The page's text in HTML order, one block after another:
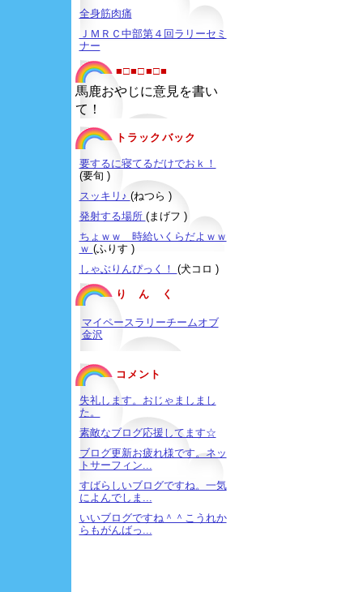
全身筋肉痛
ＪＭＲＣ中部第４回ラリーセミ
ナー
■□■□■□■
馬鹿おやじに意見を書い
て！
トラックバック
要するに寝てるだけでおｋ！
(要旬 )
スッキリ♪ (ねつら )
発射する場所 (まげフ )
ちょｗｗ 時給いくらだよｗｗ
ｗ (ふりす )
しゃぶりんぴっく！ (犬コロ )
り ん く
マイペースラリーチームオブ
金沢
コメント
失礼します。おじゃましまし
た。
素敵なブログ応援してます☆
ブログ更新お疲れ様です。ネッ
トサーフィン...
すばらしいブログですね。一気
によんでしま...
いいブログですね＾＾こうれか
らもがんばっ...